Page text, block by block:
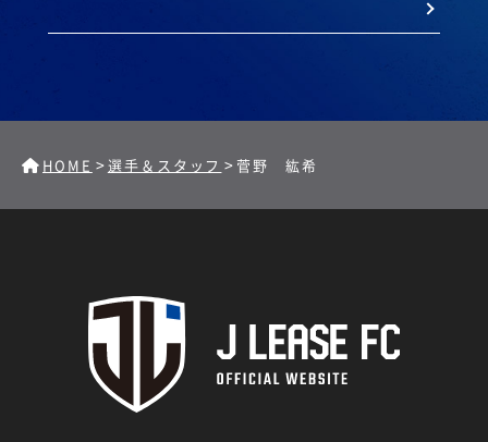
HOME >選手＆スタッフ > 菅野 紘希